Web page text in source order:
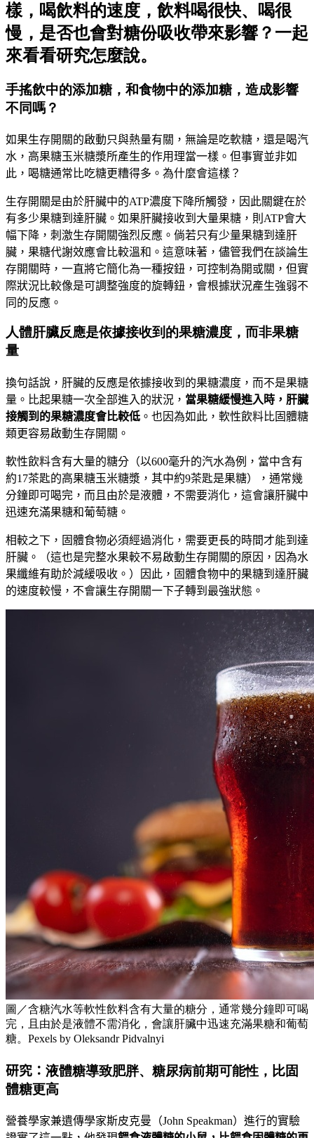
樣，喝飲料的速度，飲料喝很快、喝很
慢，是否也會對糖份吸收帶來影響？一起
來看看研究怎麼說。
手搖飲中的添加糖，和食物中的添加糖，造成影響
不同嗎？
如果生存開關的啟動只與熱量有關，無論是吃軟糖，還是喝汽
水，高果糖玉米糖漿所產生的作用理當一樣。但事實並非如
此，喝糖通常比吃糖更糟得多。為什麼會這樣？
生存開關是由於肝臟中的ATP濃度下降所觸發，因此關鍵在於
有多少果糖到達肝臟。如果肝臟接收到大量果糖，則 ATP會大
幅下降，刺激生存開關強烈反應。倘若只有少量果糖到達肝
臟，果糖代謝效應會比較溫和。這意味著，儘管我們在談論生
存開關時，一直將它簡化為一種按鈕，可控制為開或關，但實
際狀況比較像是可調整強度的旋轉鈕，會根據狀況產生強弱不
同的反應。
人體肝臟反應是依據接收到的果糖濃度，而非果糖
量
換句話說，肝臟的反應是依據接收到的果糖濃度，而不是果糖
量。比起果糖一次全部進入的狀況， 當果糖緩慢進入時，肝臟
接觸到的果糖濃度會比較低 。也因為如此，軟性飲料比固體糖
類更容易啟動生存開關。
軟性飲料含有大量的糖分（以600毫升的汽水為例，當中含有
約17茶匙的高果糖玉米糖漿，其中約9茶匙是果糖），通常幾
分鐘即可喝完，而且由於是液體，不需要消化，這會讓肝臟中
迅速充滿果糖和葡萄糖。
相較之下，固體食物必須經過消化，需要更長的時間才能到達
肝臟。
（這也是完整水果較不易啟動生存開關的原因，因為水
果纖維有助於減緩吸收。）因此，固體食物中的果糖到達肝臟
的速度較慢，不會讓生存開關一下子轉到最強狀態。
圖／含糖汽水等軟性飲料含有大量的糖分，通常幾分鐘即可喝
完，且由於是液體不需消化，會讓肝臟中迅速充滿果糖和葡萄
糖。Pexels by Oleksandr Pidvalnyi
研究： 液體糖導致肥胖、糖尿病前期可能性，比固
體糖更高
營養學家兼遺傳學家斯皮克曼（John Speakman）進行的實驗